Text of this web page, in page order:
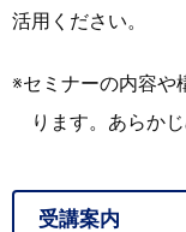
活用ください。
セミナーの内容や
ります。あらか
受講案内